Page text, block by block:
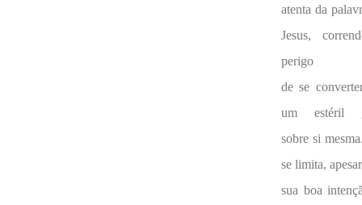
atenta da
Jesus,
perigo
de se
um estéril
sobre si
se limita,
sua boa